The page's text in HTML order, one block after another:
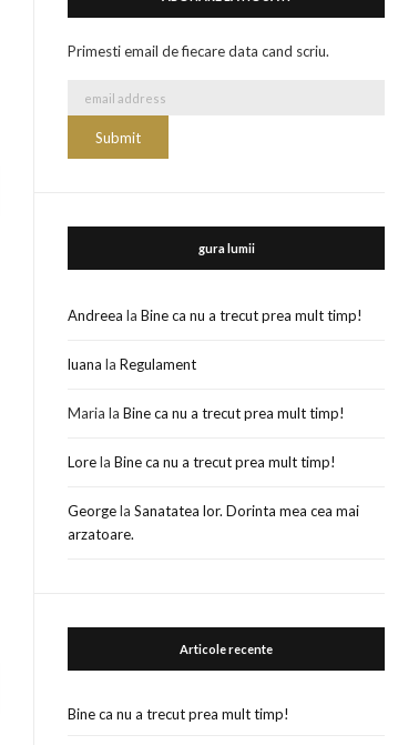
Primesti email de fiecare data cand scriu.
gura lumii
Andreea laBine ca nu a trecut prea mult timp!
luana laRegulament
Maria laBine ca nu a trecut prea mult timp!
LorelaBine ca nu a trecut prea mult timp!
GeorgelaSanatatea lor. Dorinta mea cea mai
arzatoare.
Articole recente
Bine ca nu a trecut prea mult timp!